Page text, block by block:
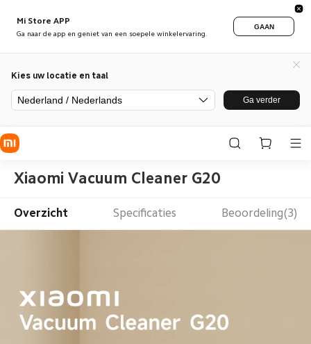
Mi Store APP
Ga naar de app en geniet van een soepele winkelervaring.
GAAN
Kies uw locatie en taal
Nederland / Nederlands Ga verder
Xiaomi Vacuum Cleaner G20
Overzicht Specificaties Beoordeling(3)